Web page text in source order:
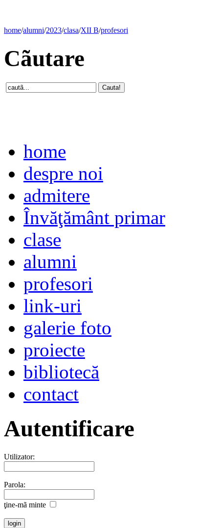
home/alumni/2023/clasa/XII B/profesori
Cãutare
home
despre noi
admitere
Învăţământ primar
clase
alumni
profesori
link-uri
galerie foto
proiecte
bibliotecă
contact
Autentificare
Utilizator:
Parola:
ţine-mã minte